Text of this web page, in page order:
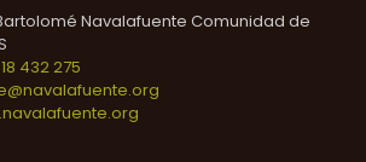
Navalafuente Comunidad de
432 275